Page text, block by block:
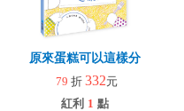
原來蛋糕可以這樣分
79 折 332元
紅利 1 點